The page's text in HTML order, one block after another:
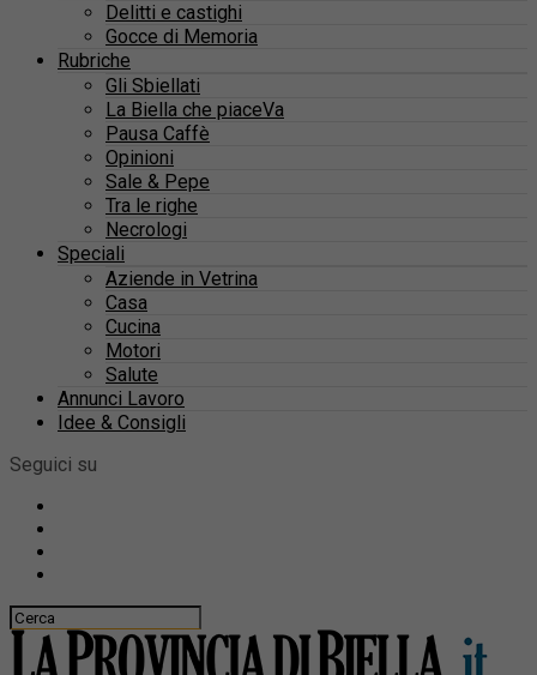
Delitti e castighi
Gocce di Memoria
Rubriche
Gli Sbiellati
La Biella che piaceVa
Pausa Caffè
Opinioni
Sale & Pepe
Tra le righe
Necrologi
Speciali
Aziende in Vetrina
Casa
Cucina
Motori
Salute
Annunci Lavoro
Idee & Consigli
Seguici su